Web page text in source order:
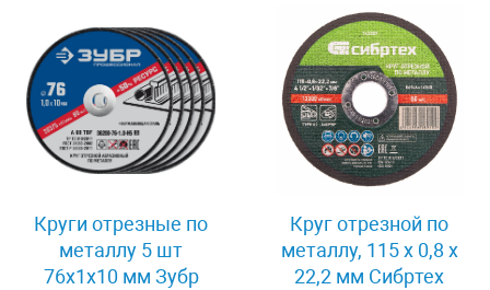
Круги отрезные по
металлу 5 шт
76x1x10 мм Зубр
Круг отрезной по
металлу, 115 х 0,8 х
22,2 мм Сибртех